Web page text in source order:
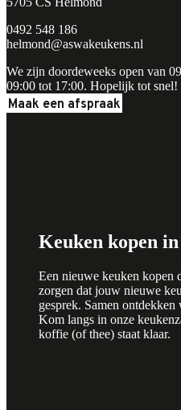
0492 548 186
helmond@aswakeukens.nl
We zijn doordeweeks open van
09:00 tot 17:00. Hopelijk tot snel!
Maak een afspraak
Keuken kopen
Een nieuwe keuken kopen
zorgen dat jouw nieuwe
gesprek. Samen
Kom langs in onze
koffie (of thee) staat klaar.